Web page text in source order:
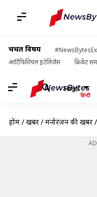
चर्चित विषय
आर्टिफिशियल इंटेलिजेंस
क्रिकेट
Hindi
होम / खबरें / मनोरंजन की खबरें /